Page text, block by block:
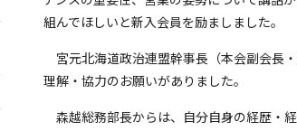
組んでほしいと新入会員を励ましました。
宮元北海道政治連盟幹事長（本会副会長
理解・協力のお願いがありました。
森越総務部長からは、自分自身の経歴・